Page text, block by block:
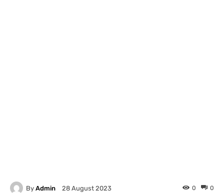
By Admin 28 August 2023 0
0